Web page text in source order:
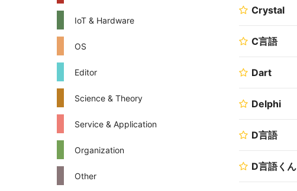
IoT & Hardware
OS
Editor
Science & Theory
Service & Application
Organization
Other
Crystal
C言語
Dart
Delphi
D言語
D言語くん